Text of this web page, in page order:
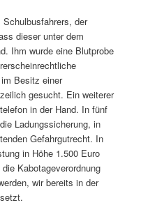
der
dieser unter dem
Ihm wurde eine Blutprobe
Besitz einer
gesucht. Ein weiterer
in der Hand. In fünf
Ladungssicherung, in
Gefahrgutrecht. In
in Höhe 1.500 Euro
Kabotageverordnung
wir bereits in der